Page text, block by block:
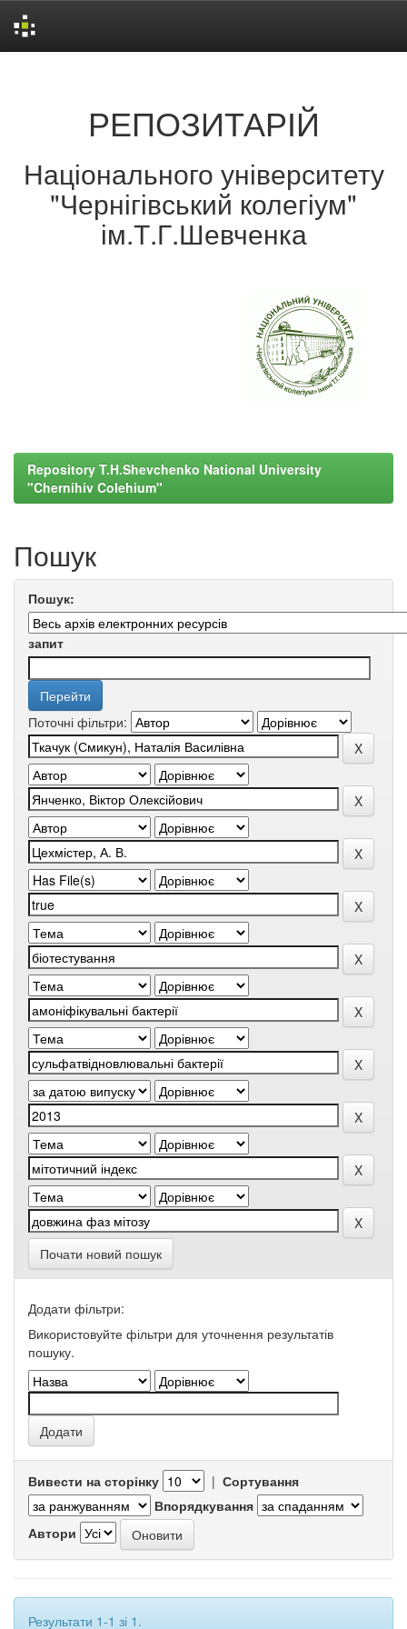
РЕПОЗИТАРІЙ
Національного університету
"Чернігівський колегіум"
ім.Т.Г.Шевченка
Repository T.H.Shevchenko National University
"Chernihiv Colehium"
Пошук
Пошук:
запит
Поточні фільтри:
Почати новий пошук
Додати фільтри:
Використовуйте фільтри для уточнення результатів
пошуку.
Вивести на сторінку | Сортування
Впорядкування
Автори
Результати 1-1 зі 1.